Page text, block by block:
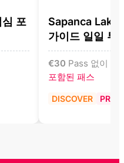
포
Sapanca Lake
가이드 일일 투
€30 Pass 없이
포함된 패스
DISCOVER